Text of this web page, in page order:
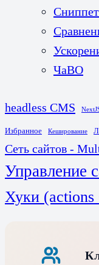
ЧаВО
headless CMS
Избранное Кеширование
Сеть сайтов -
Управление
Хуки